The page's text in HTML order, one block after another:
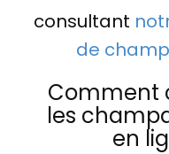
consultant
de
Comment
les
en